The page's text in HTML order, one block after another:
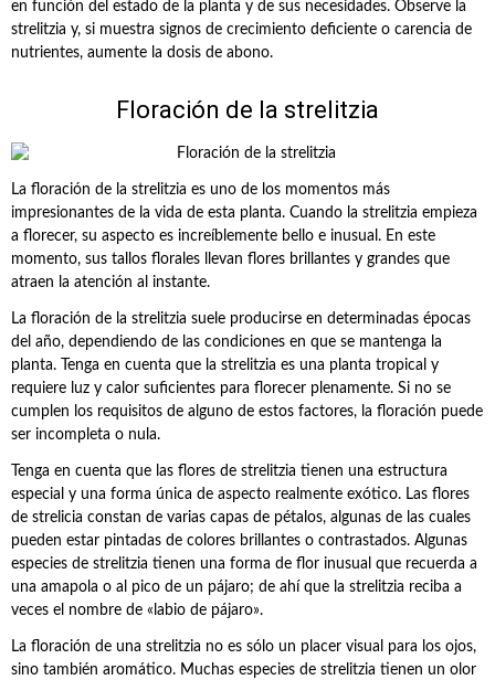
en función del estado de la planta y de sus necesidades. Observe la
strelitzia y, si muestra signos de crecimiento deficiente o carencia de
nutrientes, aumente la dosis de abono.
Floración de la strelitzia
La floración de la strelitzia es uno de los momentos más
impresionantes de la vida de esta planta. Cuando la strelitzia empieza
a florecer, su aspecto es increíblemente bello e inusual. En este
momento, sus tallos florales llevan flores brillantes y grandes que
atraen la atención al instante.
La floración de la strelitzia suele producirse en determinadas épocas
del año, dependiendo de las condiciones en que se mantenga la
planta. Tenga en cuenta que la strelitzia es una planta tropical y
requiere luz y calor suficientes para florecer plenamente. Si no se
cumplen los requisitos de alguno de estos factores, la floración puede
ser incompleta o nula.
Tenga en cuenta que las flores de strelitzia tienen una estructura
especial y una forma única de aspecto realmente exótico. Las flores
de strelicia constan de varias capas de pétalos, algunas de las cuales
pueden estar pintadas de colores brillantes o contrastados. Algunas
especies de strelitzia tienen una forma de flor inusual que recuerda a
una amapola o al pico de un pájaro; de ahí que la strelitzia reciba a
veces el nombre de «labio de pájaro».
La floración de una strelitzia no es sólo un placer visual para los ojos,
sino también aromático. Muchas especies de strelitzia tienen un olor